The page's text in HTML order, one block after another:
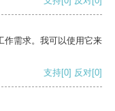
作需求。我可以使用它来
支持[0] 反对[0]